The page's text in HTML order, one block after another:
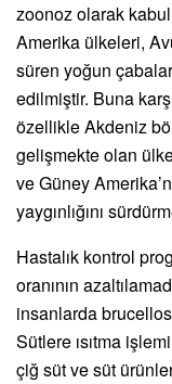
zoonoz olarak
Amerika ülkeleri,
süren yoğun
edilmiştir. Buna
özellikle Akdeniz
gelişmekte olan
ve Güney
yaygınlığını
Hastalık kontrol
oranının
insanlarda
Sütlere ısıtma
çiğ süt ve süt